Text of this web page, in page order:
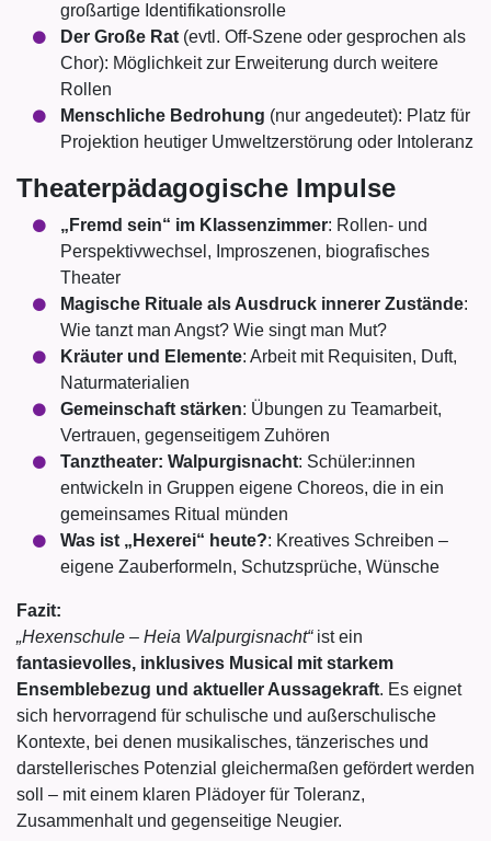
großartige Identifikationsrolle
Der Große Rat (evtl. Off-Szene oder gesprochen als
Chor): Möglichkeit zur Erweiterung durch weitere
Rollen
Menschliche Bedrohung (nur angedeutet): Platz für
Projektion heutiger Umweltzerstörung oder Intoleranz
Theaterpädagogische Impulse
„Fremd sein“ im Klassenzimmer: Rollen- und
Perspektivwechsel, Improszenen, biografisches
Theater
Magische Rituale als Ausdruck innerer Zustände:
Wie tanzt man Angst? Wie singt man Mut?
Kräuter und Elemente: Arbeit mit Requisiten, Duft,
Naturmaterialien
Gemeinschaft stärken: Übungen zu Teamarbeit,
Vertrauen, gegenseitigem Zuhören
Tanztheater: Walpurgisnacht: Schüler:innen
entwickeln in Gruppen eigene Choreos, die in ein
gemeinsames Ritual münden
Was ist „Hexerei“ heute?: Kreatives Schreiben –
eigene Zauberformeln, Schutzsprüche, Wünsche
Fazit:
„Hexenschule – Heia Walpurgisnacht“ist ein
fantasievolles, inklusives Musical mit starkem
Ensemblebezug und aktueller Aussagekraft. Es eignet
sich hervorragend für schulische und außerschulische
Kontexte, bei denen musikalisches, tänzerisches und
darstellerisches Potenzial gleichermaßen gefördert werden
soll – mit einem klaren Plädoyer für Toleranz,
Zusammenhalt und gegenseitige Neugier.